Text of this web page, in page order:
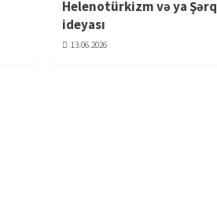
Helenotürkizm və ya Şərq
ideyası
13.06.2026